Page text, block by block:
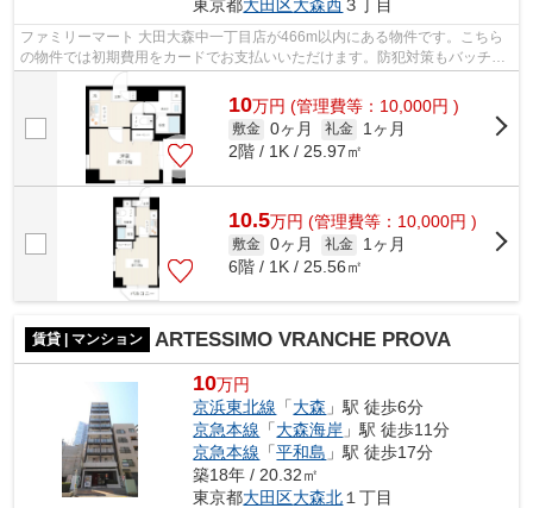
東京都大田区大森西 ３丁目
ファミリーマート 大田大森中一丁目店が466m以内にある物件です。こちら
の物件では初期費用をカードでお支払いいただけます。防犯対策もバッチリ
なマンションタイプの物件です。共用部...
10万円 (管理費等：10,000円 )
敷金 0ヶ月 礼金
1ヶ月
2階 / 1K / 25.97㎡
10.5万円 (管理費等：10,000円 )
敷金 0ヶ月 礼金
1ヶ月
6階 / 1K / 25.56㎡
賃貸 | マンション ARTESSIMO VRANCHE PROVA
10万円
京浜東北線 「大森 」駅 徒歩6分
京急本線 「大森海岸 」駅 徒歩11分
京急本線 「平和島 」駅 徒歩17分
築18年 / 20.32㎡
東京都大田区大森北 １丁目